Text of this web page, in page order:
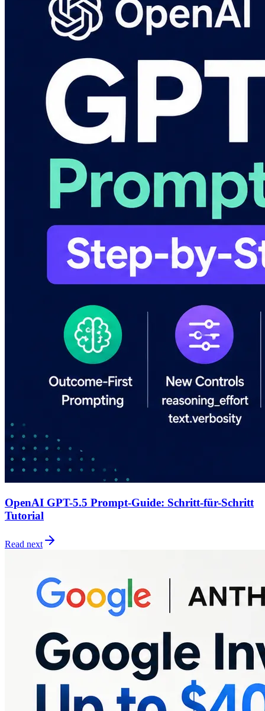
OpenAI GPT-5.5 Prompt-Guide: Schritt-für-Schritt
Tutorial
Read next